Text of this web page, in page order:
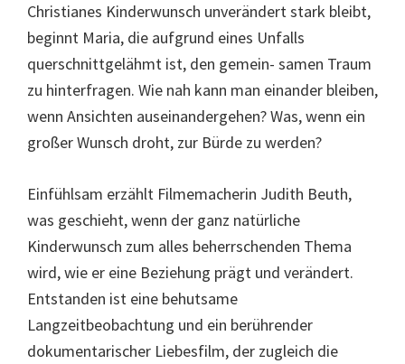
Christianes Kinderwunsch unverändert stark bleibt,
beginnt Maria, die aufgrund eines Unfalls
querschnittgelähmt ist, den gemein- samen Traum
zu hinterfragen. Wie nah kann man einander bleiben,
wenn Ansichten auseinandergehen? Was, wenn ein
großer Wunsch droht, zur Bürde zu werden?
Einfühlsam erzählt Filmemacherin Judith Beuth,
was geschieht, wenn der ganz natürliche
Kinderwunsch zum alles beherrschenden Thema
wird, wie er eine Beziehung prägt und verändert.
Entstanden ist eine behutsame
Langzeitbeobachtung und ein berührender
dokumentarischer Liebesfilm, der zugleich die